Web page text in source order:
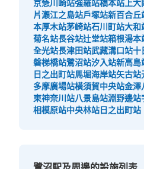
京急川崎站強羅站橋本站 上
片瀨江之島站戶塚站新百合丘
本厚木站茅崎站石川町站大和
菊名站長谷站辻堂站箱根湯本
全光站長津田站武藏溝口站十
磐梯橋站鷺沼站汐入站新高島
日之出町站馬堀海岸站矢古站
多摩廣場站橫須賀中央站金澤
東神奈川站八景島站淵野邊站
相模原站中央林站日之出町站